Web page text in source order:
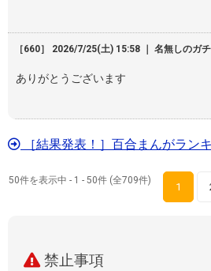
［660］ 2026/7/25(土) 15:58 ｜ 名無しのガ
ありがとうございます
［結果発表！］百合まんがラン
50件を表示中 - 1 - 50件 (全709件)
1
禁止事項